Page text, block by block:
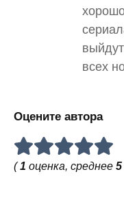
всех
Оцените автора
(1 оценка, среднее 5